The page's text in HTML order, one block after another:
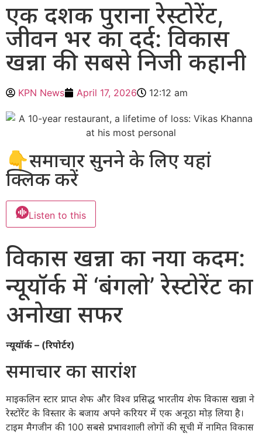
एक दशक पुराना रेस्टोरेंट,
जीवन भर का दर्द: विकास
खन्ना की सबसे निजी कहानी
KPN News April 17, 2026 12:12 am
👇समाचार सुनने के लिए यहां
क्लिक करें
Listen to this
विकास खन्ना का नया कदम:
न्यूयॉर्क में ‘बंगलो’ रेस्टोरेंट का
अनोखा सफर
न्यूयॉर्क – (रिपोर्टर)
समाचार का सारांश
माइकलिन स्टार प्राप्त शेफ और विश्व प्रसिद्ध भारतीय शेफ विकास खन्ना ने
रेस्टोरेंट के विस्तार के बजाय अपने करियर में एक अनूठा मोड़ लिया है।
टाइम मैगजीन की 100 सबसे प्रभावशाली लोगों की सूची में नामित विकास